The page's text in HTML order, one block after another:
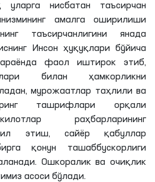
уларга нисбатан таъсирчан
амалга оширилиши
таъсирчанлигини янада
Инсон ҳуқуқлари бўйича
фаол иштирок этиб,
билан ҳамкорликни
мурожаатлар таҳлили ва
ташрифлари орқали
раҳбарларининг
этиш, сайёр қабуллар
қонун ташаббускорлиги
Ошкоралик ва очиқлик
асоси бўлади.